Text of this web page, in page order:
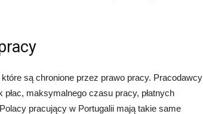
są chronione przez prawo pracy. Pracodawcy
maksymalnego czasu pracy, płatnych
pracujący w Portugalii mają takie same